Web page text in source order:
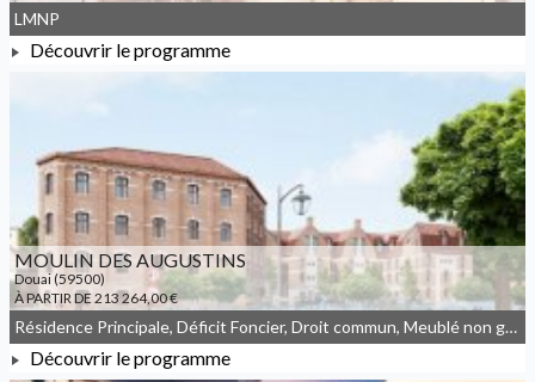
LMNP
Découvrir le programme
MOULIN DES AUGUSTINS
Douai (59500)
À PARTIR DE 213 264,00 €
Résidence Principale, Déficit Foncier, Droit commun, Meublé non géré, Denormandie
Découvrir le programme